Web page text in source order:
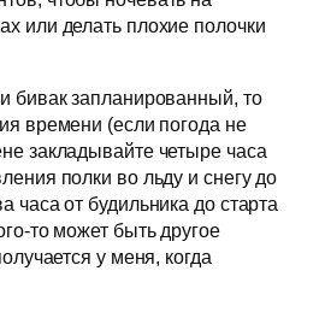
или делать плохие полочки
бивак запланированный, то
времени (если погода не
закладывайте четыре часа
полки во льду и снегу до
часа от будильника до старта
то может быть другое
у меня, когда